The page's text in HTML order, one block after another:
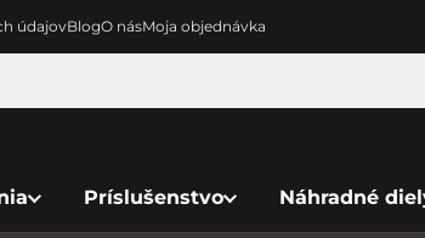
údajovBlogO násMoja objednávka
Príslušenstvo Náhradné